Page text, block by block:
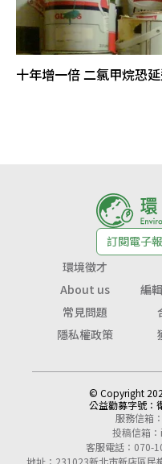
十年增一倍 二氯甲烷恐
訂閱電子報
環境徵才
About us
編
常見問題
隱私權政策
© Copyright
公益勸募字號：
服務信箱：
投稿信箱：
客服電話：070-
地址：231023新北市新店區民